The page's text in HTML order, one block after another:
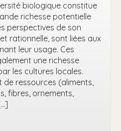
biologique constitue
richesse potentielle
perspectives de son
rationnelle, sont liées aux
leur usage. Ces
une richesse
les cultures locales.
ressources (aliments,
fibres, ornements,